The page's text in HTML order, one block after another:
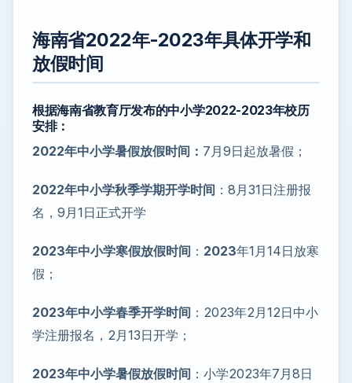
海南省2022年-2023年具体开学和
放假时间
根据海南省教育厅发布的中小学2022-2023年校历
安排：
2022年中小学暑假放假时间： 7月9日起放暑假；
2022年中小学秋季学期开学时间 ：8月31日注册报
名，9月1日正式开学
2023年中小学寒假放假时间 ： 2023年1月14日放寒
假；
2023年中小学春季开学时间 ：2023年2月12日中小
学注册报名，2月13日开学；
2023年中小学暑假放假时间 ：小学2023年7月8日